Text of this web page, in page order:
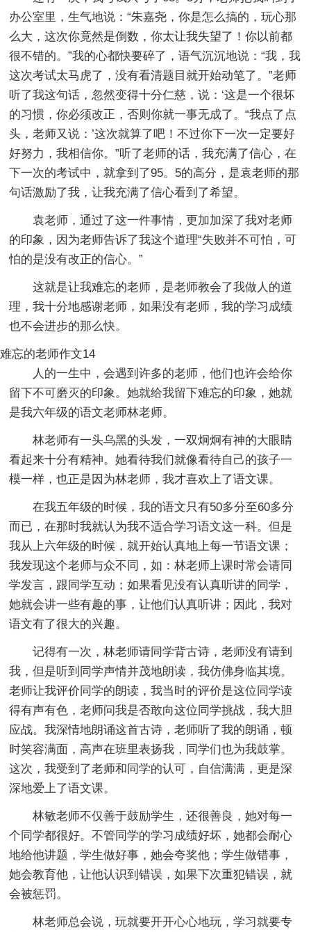
办公室里，生气地说：“朱嘉尧，你是怎么搞的，玩心那
么大，这次你竟然是倒数，你太让我失望了！你以前都
很不错的。”我的心都快要碎了，语气沉沉地说：“我，我
这次考试太马虎了，没有看清题目就开始动笔了。”老师
听了我这句话，忽然变得十分仁慈，说：‘这是一个很坏
的习惯，你必须改正，否则你就一事无成了。“我点了点
头，老师又说：’这次就算了吧！不过你下一次一定要好
好努力，我相信你。”听了老师的话，我充满了信心，在
下一次的考试中，就拿到了95。5的高分，是袁老师的那
句话激励了我，让我充满了信心看到了希望。
袁老师，通过了这一件事情，更加加深了我对老师
的印象，因为老师告诉了我这个道理“失败并不可怕，可
怕的是没有改正的信心。”
这就是让我难忘的老师，是老师教会了我做人的道
理，我十分地感谢老师，如果没有老师，我的学习成绩
也不会进步的那么快。
难忘的老师作文14
人的一生中，会遇到许多的老师，他们也许会给你
留下不可磨灭的印象。她就给我留下难忘的印象，她就
是我六年级的语文老师林老师。
林老师有一头乌黑的头发，一双炯炯有神的大眼睛
看起来十分有精神。她看待我们就像看待自己的孩子一
模一样，也正是因为林老师，我才喜欢上了语文课。
在我五年级的时候，我的语文只有50多分至60多分
而已，在那时我就认为我不适合学习语文这一科。但是
我从上六年级的时候，就开始认真地上每一节语文课；
我发现这个老师与众不同，如：林老师上课时常会请同
学发言，跟同学互动；如果看见没有认真听讲的同学，
她就会讲一些有趣的事，让他们认真听讲；因此，我对
语文有了很大的兴趣。
记得有一次，林老师请同学背古诗，老师没有请到
我，但是听到同学声情并茂地朗读，我仿佛身临其境。
老师让我评价同学的朗读，我当时的评价是这位同学读
得有声有色，老师问我是否敢向这位同学挑战，我大胆
应战。我深情地朗诵这首古诗，老师听了我的朗诵，顿
时笑容满面，高声在班里表扬我，同学们也为我鼓掌。
这次，我受到了老师和同学的认可，自信满满，更是深
深地爱上了语文课。
林敏老师不仅善于鼓励学生，还很善良，她对每一
个同学都很好。不管同学的学习成绩好坏，她都会耐心
地给他讲题，学生做好事，她会夸奖他；学生做错事，
她会教育他，让他认识到错误，如果下次重犯错误，就
会被惩罚。
林老师总会说，玩就要开开心心地玩，学习就要专